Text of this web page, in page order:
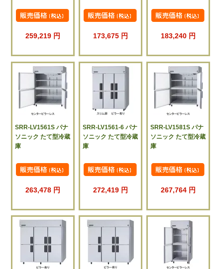
259,219 円 173,675 円 183,240 円
SRR-LV1561S パナ
ソニック たて型冷蔵
庫
263,478 円
SRR-LV1561-6 パナ
ソニック たて型冷蔵
庫
272,419 円
SRR-LV1581S パナ
ソニック たて型冷蔵
庫
267,764 円